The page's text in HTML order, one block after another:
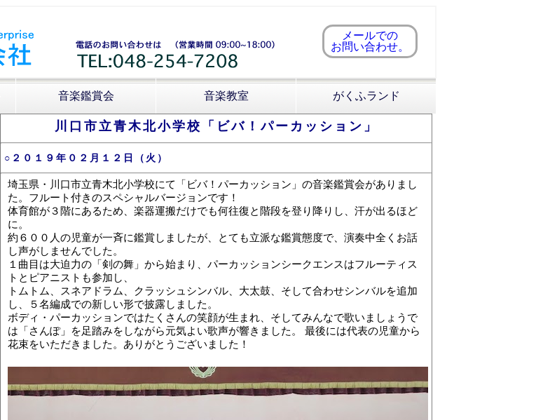
メールでの
お問い合わせ。
音楽鑑賞会 音楽教室 がくふランド
川口市立青木北小学校「ビバ！パーカッション」
○２０１９年０２月１２日（火）
埼玉県・川口市立青木北小学校にて「ビバ！パーカッション」の音楽鑑賞会がありまし
た。フルート付きのスペシャルバージョンです！
体育館が３階にあるため、楽器運搬だけでも何往復と階段を登り降りし、汗が出るほど
に。
約６００人の児童が一斉に鑑賞しましたが、とても立派な鑑賞態度で、演奏中全くお話
し声がしませんでした。
１曲目は大迫力の「剣の舞」から始まり、パーカッションシークエンスはフルーティス
トとピアニストも参加し、
トムトム、スネアドラム、クラッシュシンバル、大太鼓、そして合わせシンバルを追加
し、５名編成での新しい形で披露しました。
ボディ・パーカッションではたくさんの笑顔が生まれ、そしてみんなで歌いましょうで
は「さんぽ」を足踏みをしながら元気よい歌声が響きました。 最後には代表の児童から
花束をいただきました。ありがとうございました！